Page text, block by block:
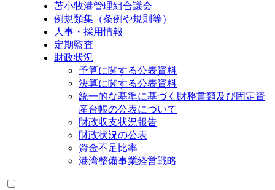
苫小牧港管理組合議会
例規類集（条例や規則等）
人事・採用情報
定期監査
財政状況
予算に関する公表資料
決算に関する公表資料
統一的な基準に基づく財務書類及び固定資
産台帳の公表について
財政収支状況報告
財政状況の公表
資金不足比率
港湾整備事業経営戦略